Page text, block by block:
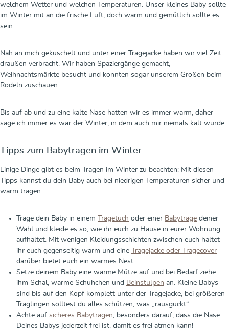
welchem Wetter und welchen Temperaturen. Unser kleines Baby sollte
im Winter mit an die frische Luft, doch warm und gemütlich sollte es
sein.
Nah an mich gekuschelt und unter einer Tragejacke haben wir viel Zeit
draußen verbracht. Wir haben Spaziergänge gemacht,
Weihnachtsmärkte besucht und konnten sogar unserem Großen beim
Rodeln zuschauen.
Bis auf ab und zu eine kalte Nase hatten wir es immer warm, daher
sage ich immer es war der Winter, in dem auch mir niemals kalt wurde.
Tipps zum Babytragen im Winter
Einige Dinge gibt es beim Tragen im Winter zu beachten: Mit diesen
Tipps kannst du dein Baby auch bei niedrigen Temperaturen sicher und
warm tragen.
Trage dein Baby in einem Tragetuch oder einer Babytrage deiner
Wahl und kleide es so, wie ihr euch zu Hause in eurer Wohnung
aufhaltet. Mit wenigen Kleidungsschichten zwischen euch haltet
ihr euch gegenseitig warm und eine Tragejacke oder Tragecover
darüber bietet euch ein warmes Nest.
Setze deinem Baby eine warme Mütze auf und bei Bedarf ziehe
ihm Schal, warme Schühchen und Beinstulpen an. Kleine Babys
sind bis auf den Kopf komplett unter der Tragejacke, bei größeren
Traglingen solltest du alles schützen, was „rausguckt“.
Achte auf sicheres Babytragen , besonders darauf, dass die Nase
Deines Babys jederzeit frei ist, damit es frei atmen kann!